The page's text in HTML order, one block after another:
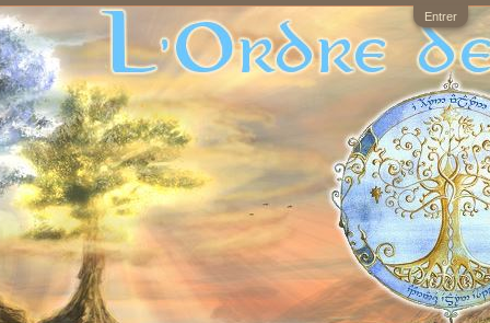
Entrer